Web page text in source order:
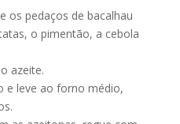
os pedaços de bacalhau
o pimentão, a cebola
azeite.
e leve ao forno médio,